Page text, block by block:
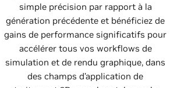
simple précision par rapport à la
génération précédente et bénéficiez de
gains de performance significatifs pour
accélérer tous vos workflows de
simulation et de rendu graphique, dans
des champs d’application de